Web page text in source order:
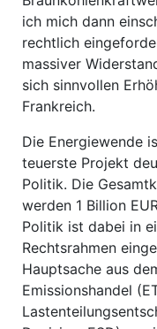
ich mich dann
rechtlich
massiver
sich sinnvollen
Frankreich.
Die Energiewende
teuerste Projekt
Politik. Die
werden 1 Billion
Politik ist dabei in
Rechtsrahmen
Hauptsache aus
Emissionshandel